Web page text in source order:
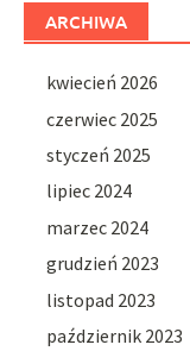
ARCHIWA
kwiecień 2026
czerwiec 2025
styczeń 2025
lipiec 2024
marzec 2024
grudzień 2023
listopad 2023
październik 2023